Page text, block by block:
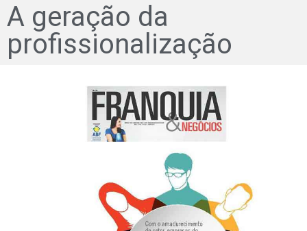
A geração da
profissionalização